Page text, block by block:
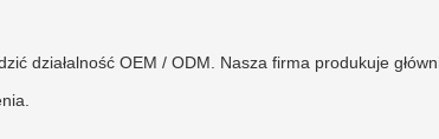
działalność OEM / ODM. Nasza firma produkuje